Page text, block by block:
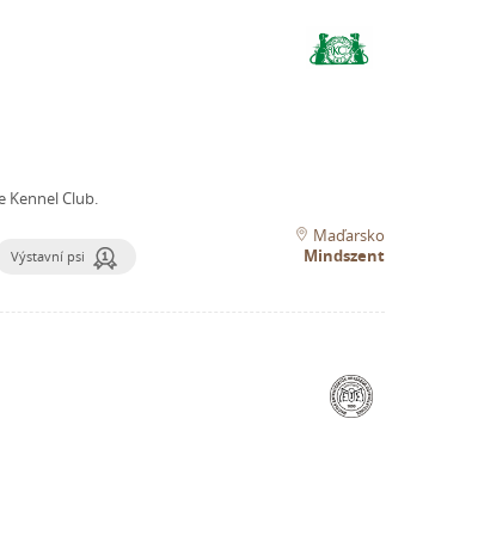
Kennel Club.
Výstavní psi
Maďarsko
Mindszent